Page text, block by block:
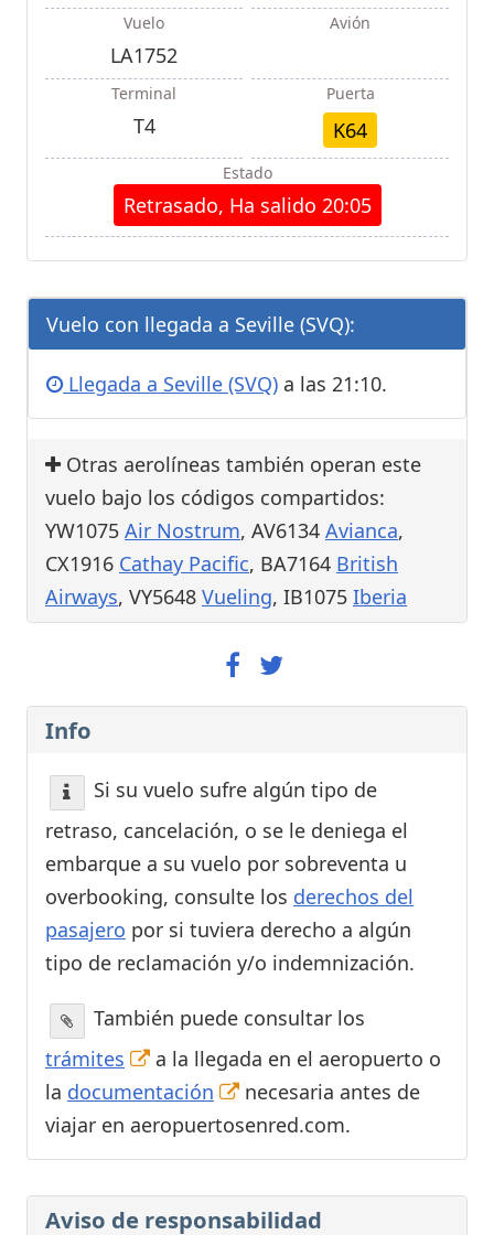
Vuelo
LA1752
Avión
Terminal
T4
Puerta
K64
Estado
Retrasado, Ha salido 20:05
Vuelo con llegada a Seville (SVQ):
Llegada a Seville (SVQ) a las 21:10.
Otras aerolíneas también operan este
vuelo bajo los códigos compartidos:
YW1075 Air Nostrum, AV6134 Avianca,
CX1916 Cathay Pacific, BA7164 British
Airways, VY5648 Vueling, IB1075 Iberia
Info
Si su vuelo sufre algún tipo de
retraso, cancelación, o se le deniega el
embarque a su vuelo por sobreventa u
overbooking, consulte los derechos del
pasajero por si tuviera derecho a algún
tipo de reclamación y/o indemnización.
También puede consultar los
trámites
a la llegada en el aeropuerto o
la documentación
necesaria antes de
viajar en aeropuertosenred.com.
Aviso de responsabilidad